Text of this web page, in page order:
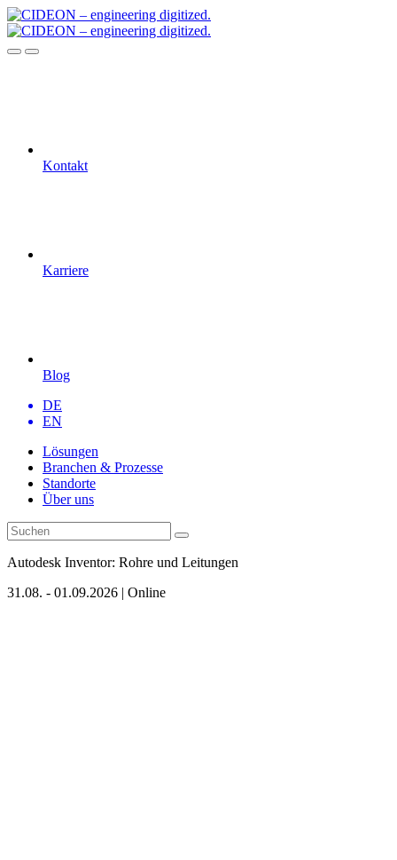
Kontakt
Karriere
Blog
DE
EN
Lösungen
Branchen & Prozesse
Standorte
Über uns
Autodesk Inventor: Rohre und Leitungen
31.08. - 01.09.2026 | Online